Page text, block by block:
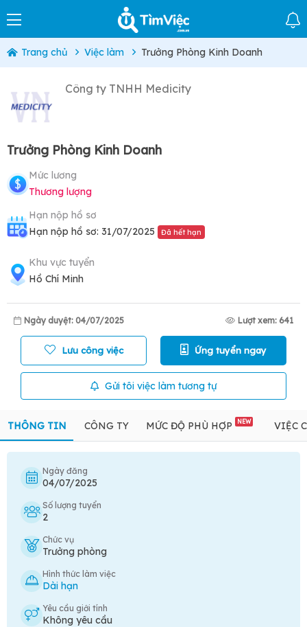
Trang chủ Việc làm Trưởng Phòng Kinh Doanh
Công ty TNHH Medicity
Trưởng Phòng Kinh Doanh
Mức lương
Thương lượng
Hạn nộp hồ sơ
Hạn nộp hồ sơ: 31/07/2025
Đã hết hạn
Khu vực tuyển
Hồ Chí Minh
Ngày duyệt: 04/07/2025 Lượt xem: 641
Lưu công việc Ứng tuyển ngay
Gửi tôi việc làm tương tự
THÔNG TIN CÔNG TY MỨC ĐỘ PHÙ HỢP NEW VIỆC
Ngày đăng
04/07/2025
Số lượng tuyển
2
Chức vụ
Trưởng phòng
Hình thức làm việc
Dài hạn
Yêu cầu giới tính
Không yêu cầu